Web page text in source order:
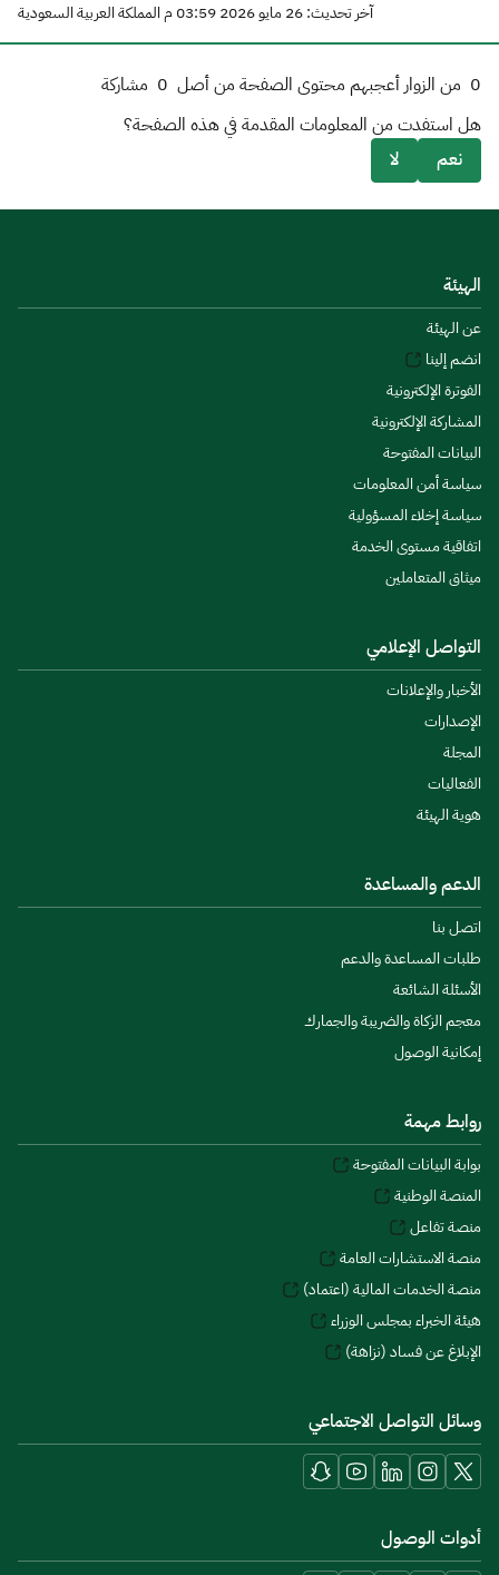
آخر تحديث: 26 مايو 2026 03:59 م المملكة العربية السعودية
0 من الزوار أعجبهم محتوى الصفحة من أصل 0 مشاركة
هل استفدت من المعلومات المقدمة في هذه الصفحة؟
نعم
لا
الهيئة
عن الهيئة
انضم إلينا
الفوترة الإلكترونية
المشاركة الإلكترونية
البيانات المفتوحة
سياسة أمن المعلومات
سياسة إخلاء المسؤولية
اتفاقية مستوى الخدمة
ميثاق المتعاملين
التواصل الإعلامي
الأخبار والإعلانات
الإصدارات
المجلة
الفعاليات
هوية الهيئة
الدعم والمساعدة
اتصل بنا
طلبات المساعدة والدعم
الأسئلة الشائعة
معجم الزكاة والضريبة والجمارك
إمكانية الوصول
روابط مهمة
بوابة البيانات المفتوحة
المنصة الوطنية
منصة تفاعل
منصة الاستشارات العامة
منصة الخدمات المالية (اعتماد)
هيئة الخبراء بمجلس الوزراء
الإبلاغ عن فساد (نزاهة)
وسائل التواصل الاجتماعي
أدوات الوصول